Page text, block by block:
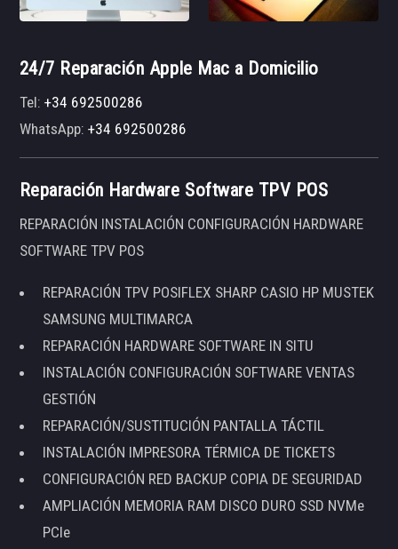
24/7 Reparación Apple Mac a Domicilio
Tel:+34 692500286
WhatsApp:+34 692500286
Reparación Hardware Software TPV POS
REPARACIÓN INSTALACIÓN CONFIGURACIÓN HARDWARE
SOFTWARE TPV POS
REPARACIÓN TPV POSIFLEX SHARP CASIO HP MUSTEK
SAMSUNG MULTIMARCA
REPARACIÓN HARDWARE SOFTWARE IN SITU
INSTALACIÓN CONFIGURACIÓN SOFTWARE VENTAS
GESTIÓN
REPARACIÓN/SUSTITUCIÓN PANTALLA TÁCTIL
INSTALACIÓN IMPRESORA TÉRMICA DE TICKETS
CONFIGURACIÓN RED BACKUP COPIA DE SEGURIDAD
AMPLIACIÓN MEMORIA RAM DISCO DURO SSD NVMe
PCIe